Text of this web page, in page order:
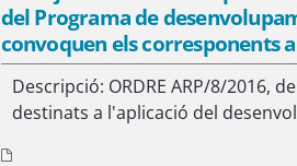
del Programa de
convoquen els corresponents
Descripció: ORDRE ARP/8/2016,
destinats a l'aplicació del